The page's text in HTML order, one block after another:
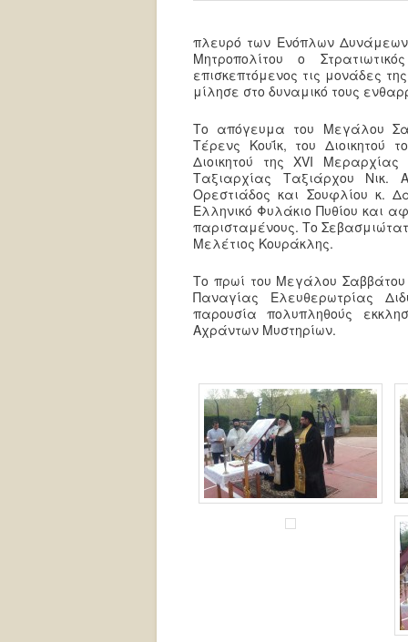
πλευρό των Ενόπλων Δυνάμεων
Μητροπολίτου ο
επισκεπτόμενος τις μονάδες
μίλησε στο δυναμικό τους
Το απόγευμα του Μεγάλου
Τέρενς Κουΐκ, του
Διοικητού της XVI
Ταξιαρχίας Ταξιάρχου Νικ.
Ορεστιάδος και Σουφλίου κ.
Ελληνικό Φυλάκιο Πυθίου και
παρισταμένους. Το
Μελέτιος Κουράκλης.
Το πρωί του Μεγάλου Σαββάτου
Παναγίας Ελευθερωτρίας
παρουσία πολυπληθούς
Αχράντων Μυστηρίων.